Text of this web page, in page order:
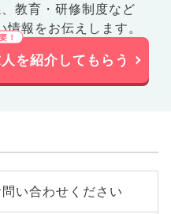
教育・研修制度など
報をお伝えします。
を紹介してもらう
い合わせください